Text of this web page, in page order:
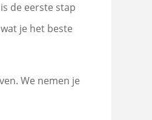
is de eerste stap
je het beste
We nemen je